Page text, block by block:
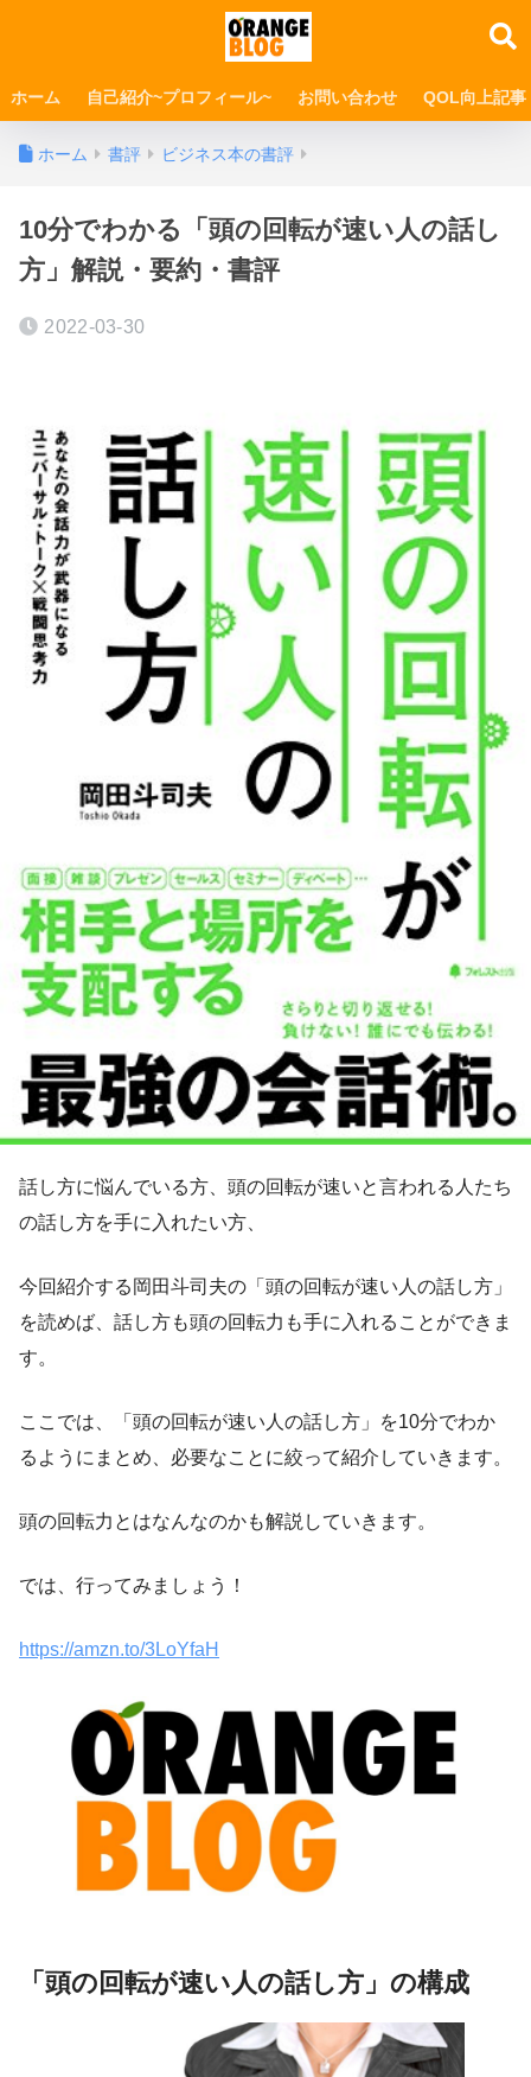
ホーム 自己紹介~プロフィール~ お問い合わせ QOL向上記事
ホーム 書評 ビジネス本の書評
10分でわかる「頭の回転が速い人の話し
方」解説・要約・書評
2022-03-30
話し方に悩んでいる方、頭の回転が速いと言われる人たち
の話し方を手に入れたい方、
今回紹介する岡田斗司夫の「頭の回転が速い人の話し方」
を読めば、話し方も頭の回転力も手に入れることができま
す。
ここでは、「頭の回転が速い人の話し方」を10分でわか
るようにまとめ、必要なことに絞って紹介していきます。
頭の回転力とはなんなのかも解説していきます。
では、行ってみましょう！
https://amzn.to/3LoYfaH
「頭の回転が速い人の話し方」の構成